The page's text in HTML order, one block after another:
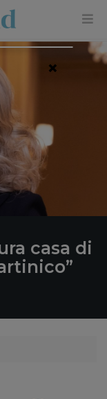
casa di
×